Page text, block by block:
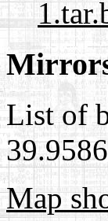
List of
Map